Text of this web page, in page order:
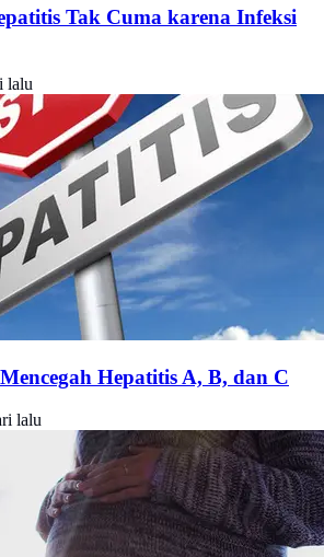
Tak Cuma karena Infeksi
lalu
Hepatitis A, B, dan C
lalu